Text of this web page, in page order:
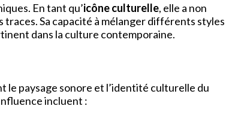
En tant qu’icône culturelle, elle a non
traces. Sa capacité à mélanger différents styles
dans la culture contemporaine.
le paysage sonore et l’identité culturelle du
incluent :